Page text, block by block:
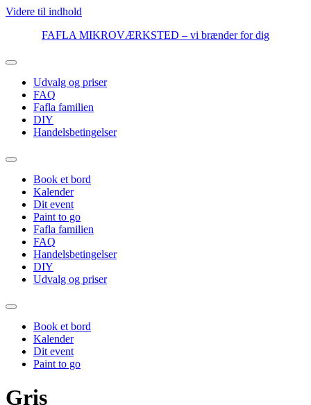
Videre til indhold
FAFLA MIKROVÆRKSTED – vi brænder for dig
Udvalg og priser
FAQ
Fafla familien
DIY
Handelsbetingelser
Book et bord
Kalender
Dit event
Paint to go
Fafla familien
FAQ
Handelsbetingelser
DIY
Udvalg og priser
Book et bord
Kalender
Dit event
Paint to go
Gris